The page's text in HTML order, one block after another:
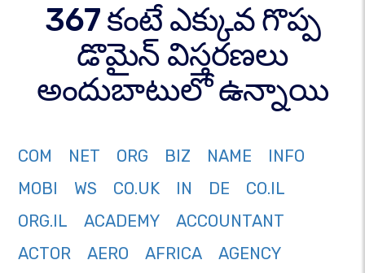
367 కంటే ఎక్కువ గొప్ప
డొమైన్ విస్తరణలు
అందుబాటులో ఉన్నాయి
COM NET ORG BIZ NAME
INFO
MOBI
WS CO.UK IN DE
CO.IL
ORG.IL
ACADEMY
ACCOUNTANT
ACTOR
AERO AFRICA
AGENCY